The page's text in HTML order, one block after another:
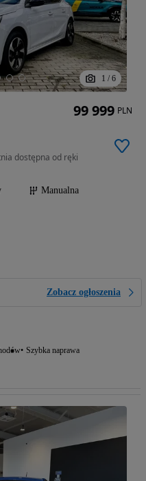
1 / 6
dostępna od ręki
Manualna
Zobacz ogłoszenia
Szybka naprawa
99 999 PLN